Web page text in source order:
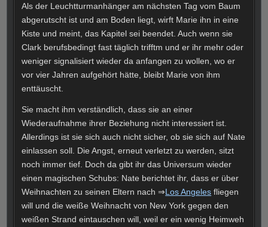
Als der Leuchtturmanhänger am nächsten Tag vom Baum
abgerutscht ist und am Boden liegt, wirft Marie ihn in eine
Kiste und meint, das Kapitel sei beendet. Auch wenn sie
Clark berufsbedingt fast täglich trifftm und er ihr mehr oder
weniger signalisiert wieder da anfangen zu wollen, wo er
vor vier Jahren aufgehört hätte, bleibt Marie von ihm
enttäuscht.
Sie macht ihm verständlich, dass sie an einer
Wiederaufnahme ihrer Beziehung nicht interessiert ist.
Allerdings ist sie sich auch nicht sicher, ob sie sich auf Nate
einlassen soll. Die Angst, erneut verletzt zu werden, sitzt
noch immer tief. Doch da gibt ihr das Universum wieder
einen magischen Schubs: Nate berichtet ihr, dass er über
Weihnachten zu seinen Eltern nach ⇒Los Angeles fliegen
will und die weiße Weihnacht von New York gegen den
weißen Strand eintauschen will, weil er ein wenig Heimweh